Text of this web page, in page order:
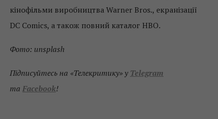
кінофільми виробництва Warner Bros., екранізації
DC Comics, а також повний каталог HBO.
Фото: unsplash
Підписуйтесь на «Телекритику» у Telegram
та Facebook!